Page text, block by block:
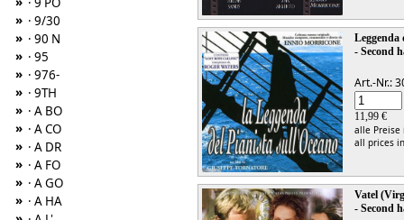
» · 9/30
» · 90 N
» · 95
» · 976-
» · 9TH
» · A BO
» · A CO
» · A DR
» · A FO
» · A GO
» · A HA
Leggenda
- Second
Art.-Nr.:
11,99 €
alle
all prices
Vatel
- Second